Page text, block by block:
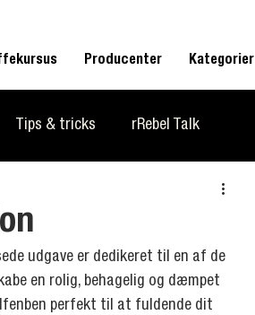
Producenter Kategorier
Tips & tricks rRebel Talk
udgave er dedikeret til en af ​​de
en rolig, behagelig og dæmpet
perfekt til at fuldende dit